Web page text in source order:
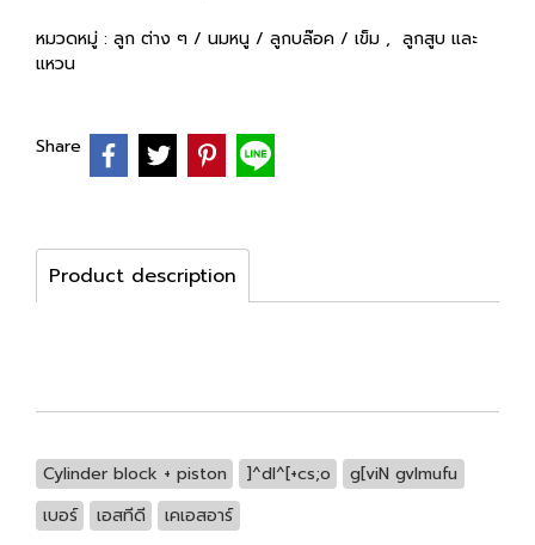
หมวดหมู่ : ลูก ต่าง ๆ / นมหนู / ลูกบล๊อค / เข็ม , ลูกสูบ และ
แหวน
Share
Product description
Cylinder block + piston ]^dl^[+cs;o
g[viN gvlmufu
เบอร์
เอสทีดี เคเอสอาร์